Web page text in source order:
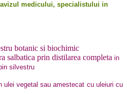
medicului, specialistului in
botanic si biochimic
salbatica prin distilarea completa in
silvestru
ulei vegetal sau amestecat cu uleiuri cu